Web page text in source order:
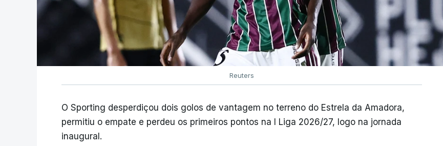
Reuters
O Sporting desperdiçou dois golos de vantagem no terreno do Estrela da Amadora,
permitiu o empate e perdeu os primeiros pontos na I Liga 2026/27, logo na jornada
inaugural.